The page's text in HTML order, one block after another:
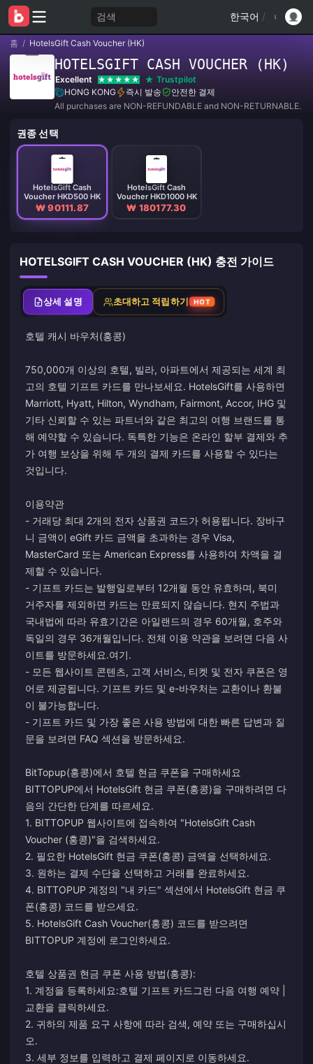
검색 한국어 /
홈 / HotelsGift Cash Voucher (HK)
HOTELSGIFT CASH VOUCHER (HK)
Excellent
Trustpilot
HONG KONG
즉시 발송
안전한 결제
All purchases are NON-REFUNDABLE and NON-RETURNABLE.
권종 선택
HotelsGift Cash
Voucher HKD500 HK
₩ 90111.87
HotelsGift Cash
Voucher HKD1000 HK
₩ 180177.30
HOTELSGIFT CASH VOUCHER (HK) 충전 가이드
상세 설명 초대하고 적립하기 HOT
호텔 캐시 바우처(홍콩)
750,000개 이상의 호텔, 빌라, 아파트에서 제공되는 세계 최
고의 호텔 기프트 카드를 만나보세요. HotelsGift를 사용하면
Marriott, Hyatt, Hilton, Wyndham, Fairmont, Accor, IHG 및
기타 신뢰할 수 있는 파트너와 같은 최고의 여행 브랜드를 통
해 예약할 수 있습니다. 독특한 기능은 온라인 할부 결제와 추
가 여행 보상을 위해 두 개의 결제 카드를 사용할 수 있다는
것입니다.
이용약관
- 거래당 최대 2개의 전자 상품권 코드가 허용됩니다. 장바구
니 금액이 eGift 카드 금액을 초과하는 경우 Visa,
MasterCard 또는 American Express를 사용하여 차액을 결
제할 수 있습니다.
- 기프트 카드는 발행일로부터 12개월 동안 유효하며, 북미
거주자를 제외하면 카드는 만료되지 않습니다. 현지 주법과
국내법에 따라 유효기간은 아일랜드의 경우 60개월, 호주와
독일의 경우 36개월입니다. 전체 이용 약관을 보려면 다음 사
이트를 방문하세요.여기.
- 모든 웹사이트 콘텐츠, 고객 서비스, 티켓 및 전자 쿠폰은 영
어로 제공됩니다. 기프트 카드 및 e-바우처는 교환이나 환불
이 불가능합니다.
- 기프트 카드 및 가장 좋은 사용 방법에 대한 빠른 답변과 질
문을 보려면 FAQ 섹션을 방문하세요.
BitTopup(홍콩)에서 호텔 현금 쿠폰을 구매하세요
BITTOPUP에서 HotelsGift 현금 쿠폰(홍콩)을 구매하려면 다
음의 간단한 단계를 따르세요.
1. BITTOPUP 웹사이트에 접속하여 "HotelsGift Cash
Voucher (홍콩)"을 검색하세요.
2. 필요한 HotelsGift 현금 쿠폰(홍콩) 금액을 선택하세요.
3. 원하는 결제 수단을 선택하고 거래를 완료하세요.
4. BITTOPUP 계정의 "내 카드" 섹션에서 HotelsGift 현금 쿠
폰(홍콩) 코드를 받으세요.
5. HotelsGift Cash Voucher(홍콩) 코드를 받으려면
BITTOPUP 계정에 로그인하세요.
호텔 상품권 현금 쿠폰 사용 방법(홍콩):
1. 계정을 등록하세요:호텔 기프트 카드 그런 다음 여행 예약 |
교환을 클릭하세요.
2. 귀하의 제품 요구 사항에 따라 검색, 예약 또는 구매하십시
오.
3. 세부 정보를 입력하고 결제 페이지로 이동하세요.